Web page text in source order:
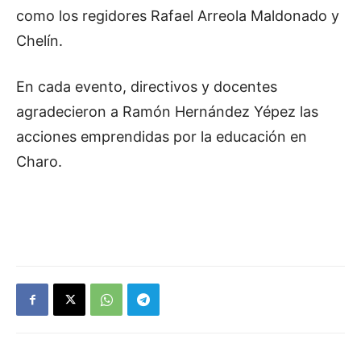
como los regidores Rafael Arreola Maldonado y
Chelín.
En cada evento, directivos y docentes
agradecieron a Ramón Hernández Yépez las
acciones emprendidas por la educación en
Charo.